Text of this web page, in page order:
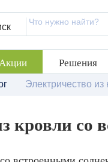
Решения
Электричество
кровли